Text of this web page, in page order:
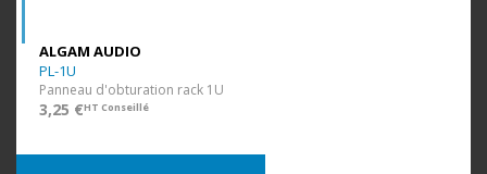
ALGAM AUDIO
PL-1U
Panneau d'obturation rack 1U
3,25 €HT Conseillé